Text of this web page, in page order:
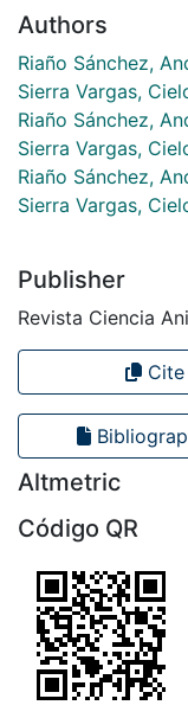
Authors
Riaño Sánchez,
Sierra Vargas,
Riaño Sánchez,
Sierra Vargas,
Riaño Sánchez,
Sierra Vargas,
Publisher
Revista Ciencia
Altmetric
Código QR